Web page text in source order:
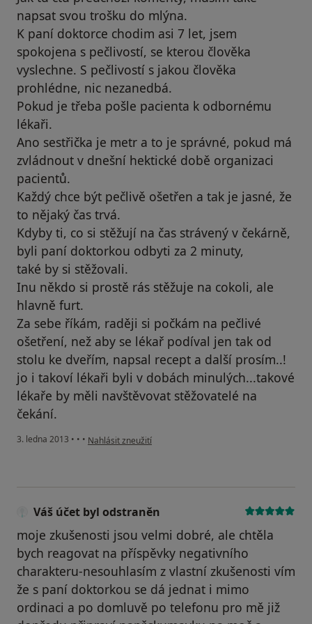
napsat svou trošku do mlýna.
K paní doktorce chodim asi 7 let, jsem
spokojena s pečlivostí, se kterou člověka
vyslechne. S pečlivostí s jakou člověka
prohlédne, nic nezanedbá.
Pokud je třeba pošle pacienta k odbornému
lékaři.
Ano sestřička je metr a to je správné, pokud má
zvládnout v dnešní hektické době organizaci
pacientů.
Každý chce být pečlivě ošetřen a tak je jasné, že
to nějaký čas trvá.
Kdyby ti, co si stěžují na čas strávený v čekárně,
byli paní doktorkou odbyti za 2 minuty,
také by si stěžovali.
Inu někdo si prostě rás stěžuje na cokoli, ale
hlavně furt.
Za sebe říkám, raději si počkám na pečlivé
ošetření, než aby se lékař podíval jen tak od
stolu ke dveřím, napsal recept a další prosím..!
jo i takoví lékaři byli v dobách minulých...takové
lékaře by měli navštěvovat stěžovatelé na
čekání.
3. ledna 2013 • • • podle názoru uživatele Váš účet byl odstraněn
Nahlásit zneužití
Váš účet byl odstraněn
moje zkušenosti jsou velmi dobré, ale chtěla
bych reagovat na příspěvky negativního
charakteru-nesouhlasím z vlastní zkušenosti vím
že s paní doktorkou se dá jednat i mimo
ordinaci a po domluvě po telefonu pro mě již